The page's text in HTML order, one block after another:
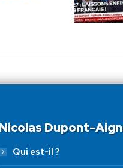
Nicolas Dupont-
Qui est-il ?